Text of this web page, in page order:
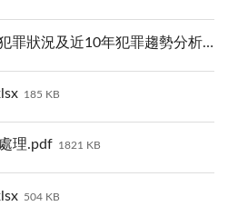
狀況及近10年犯罪趨勢分析.pdf
185 KB
理.pdf 1821 KB
504 KB